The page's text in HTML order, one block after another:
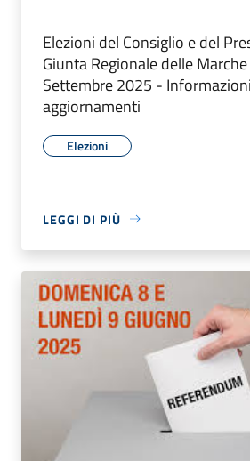
Elezioni del Consiglio e del
Giunta Regionale delle
Settembre 2025 -
aggiornamenti
Elezioni
LEGGI DI PIÙ